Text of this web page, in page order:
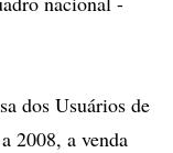
dos Usuários de
2008, a venda